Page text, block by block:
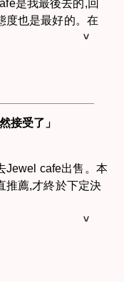
是我最後去的,回
度也是最好的。在
接受了」
Jewel cafe出售。本
推薦,才終於下定決
飾或貴金屬的顧客